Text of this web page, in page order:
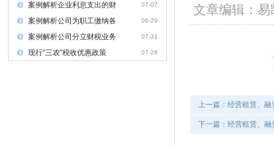
案例解析企业利息支出的财 07-07
案例解析公司为职工缴纳各 06-29
案例解析公司分立财税业务 07-31
现行“三农”税收优惠政策 07-28
文章编辑
上一篇：经营租赁、
下一篇：经营租赁、